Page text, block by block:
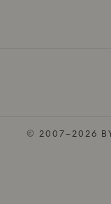
© 2007–2026